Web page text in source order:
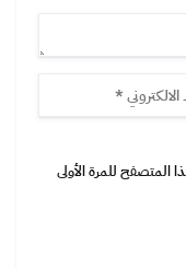
المتصفح للمرة الأولى